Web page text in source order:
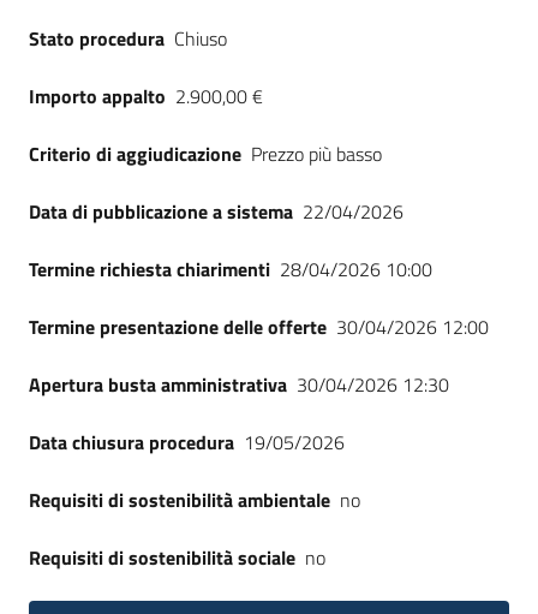
site
Seguici
su
Stato procedura Chiuso
Importo appalto 2.900,00 €
Criterio di aggiudicazione Prezzo più basso
Data di pubblicazione a sistema 22/04/2026
Termine richiesta chiarimenti 28/04/2026 10:00
Termine presentazione delle offerte 30/04/2026 12:00
Apertura busta amministrativa 30/04/2026 12:30
Data chiusura procedura 19/05/2026
Requisiti di sostenibilità ambientale no
Requisiti di sostenibilità sociale no